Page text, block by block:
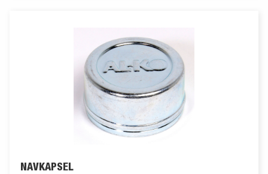
NAVKAPSEL